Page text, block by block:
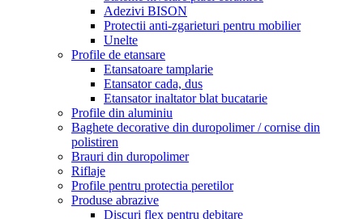
Adezivi BISON
Protectii anti-zgarieturi pentru mobilier
Unelte
Profile de etansare
Etansatoare tamplarie
Etansator cada, dus
Etansator inaltator blat bucatarie
Profile din aluminiu
Baghete decorative din duropolimer / cornise din
polistiren
Brauri din duropolimer
Riflaje
Profile pentru protectia peretilor
Produse abrazive
Discuri flex pentru debitare